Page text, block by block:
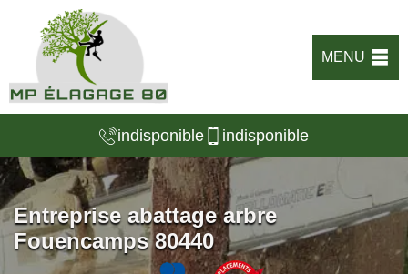
MENU
indisponible indisponible
Entreprise abattage arbre
Fouencamps 80440